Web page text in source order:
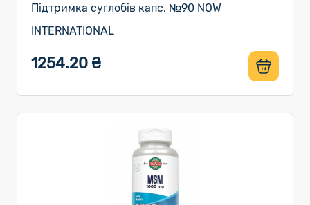
Підтримка суглобів капс. №90 NOW
INTERNATIONAL
1254.20 ₴